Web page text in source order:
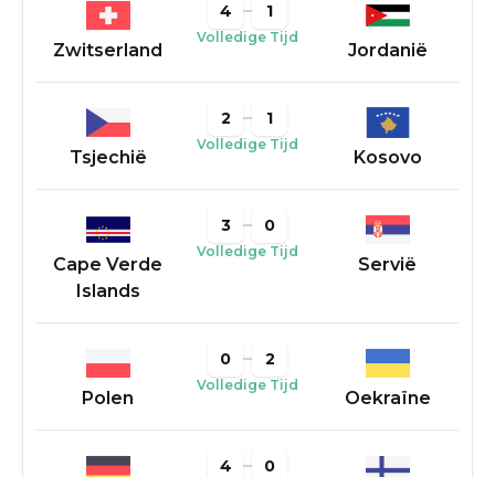
Zwitserland
4 1
Volledige Tijd
Jordanië
Tsjechië
2 1
Volledige Tijd
Kosovo
Cape Verde
Islands
3 0
Volledige Tijd
Servië
Polen
0 2
Volledige Tijd
Oekraïne
4 0